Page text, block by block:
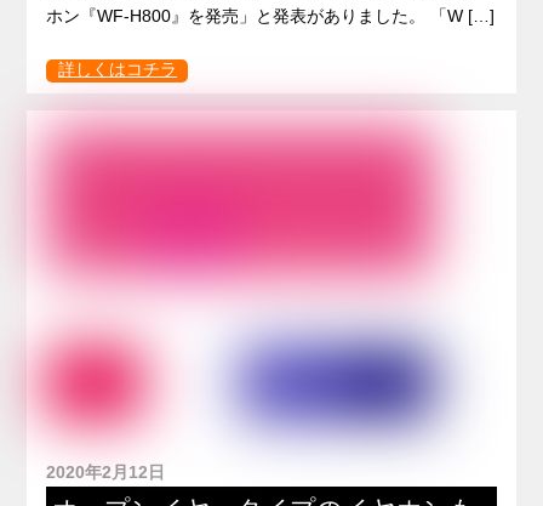
ホン『WF-H800』を発売」と発表がありました。 「W […]
詳しくはコチラ
2020年2月12日